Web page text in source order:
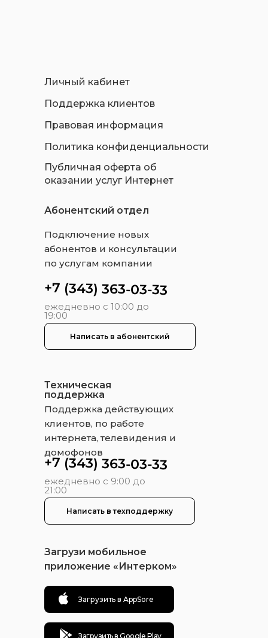
Личный кабинет
Поддержка клиентов
Политика конфиденциальности
Публичная оферта об
оказании услуг Интернет
Правовая информация
Написать в абонентский
Подключение новых
абонентов и консультации
по услугам компании
+7 (343) 363-03-33
ежедневно с 10:00 до
19:00
Абонентский отдел
Загрузи мобильное
приложение «Интерком»
Написать в техподдержку
Техническая
поддержка
+7 (343) 363-03-33
ежедневно с 9:00 до
21:00
Поддержка действующих
клиентов, по работе
интернета, телевидения и
домофонов
Загрузить в AppSore
Загрузить в Google Play